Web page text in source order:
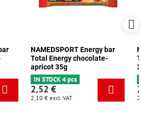
NAMEDSPORT Energy bar
Total Energy chocolate-
apricot 35g
IN STOCK 4 pcs
2,52 €
2,10 € excl. VAT